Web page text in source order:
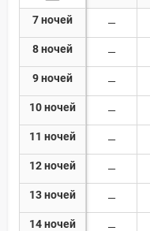
7 ночей
8 ночей
9 ночей
10 ночей
11 ночей
12 ночей
13 ночей
14 ночей